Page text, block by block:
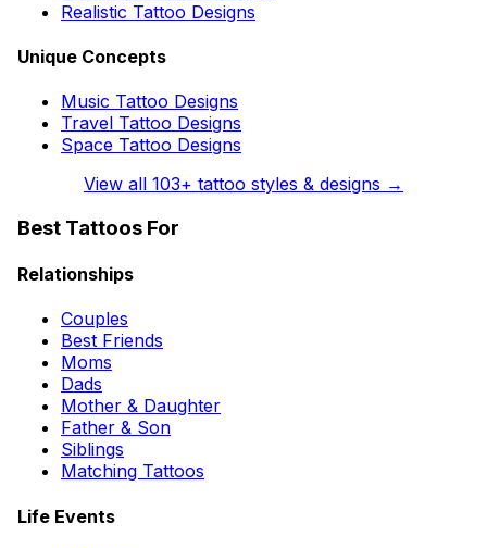
Realistic Tattoo Designs
Unique Concepts
Music Tattoo Designs
Travel Tattoo Designs
Space Tattoo Designs
View all 103+ tattoo styles & designs →
Best Tattoos For
Relationships
Couples
Best Friends
Moms
Dads
Mother & Daughter
Father & Son
Siblings
Matching Tattoos
Life Events